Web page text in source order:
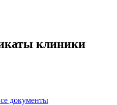
клиники
документы